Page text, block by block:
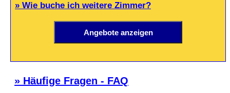
» Wie buche ich weitere Zimmer?
» Häufige Fragen - FAQ